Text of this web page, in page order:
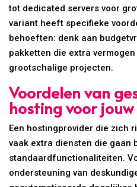
tot dedicated servers voor
variant heeft specifieke
behoeften: denk aan
pakketten die extra
grootschalige projecten.
Voordelen van
hosting voor
Een hostingprovider die zich
vaak extra diensten die gaan
standaardfunctionaliteiten.
ondersteuning van